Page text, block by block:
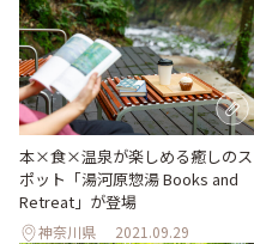
本×食×温泉が楽しめる癒しのス
ポット「湯河原惣湯 Books and
Retreat」が登場
神奈川県 2021.09.29